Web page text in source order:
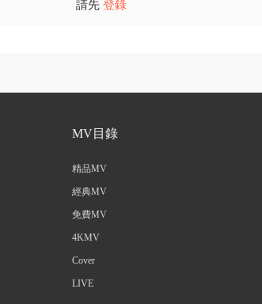
請先 登錄
MV目錄
精品MV
經典MV
免費MV
4KMV
Cover
LIVE